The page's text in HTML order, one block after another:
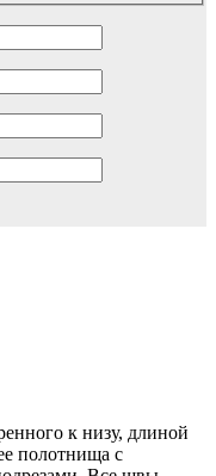
к низу, длиной
полотнища с